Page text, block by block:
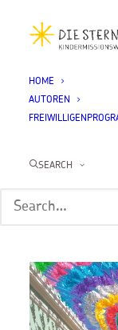
HOME
AUTOREN
SEARCH